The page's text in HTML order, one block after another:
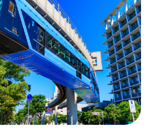
北総
小江
九十
九十